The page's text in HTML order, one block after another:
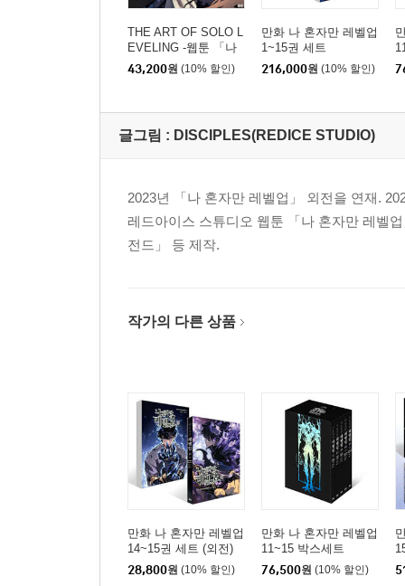
THE ART OF SOLO L
EVELING -웹툰 「나
혼자만 레벨업」 공식
아트북-
43,200원 (10% 할인)
만화 나 혼자만 레벨업
1~15권 세트
216,000원 (10% 할인)
글그림 : DISCIPLES(REDICE STUDIO)
2023년 「나 혼자만 레벨업」 외전을 연재.
레드아이스 스튜디오 웹툰 「나 혼자만 레벨
전드」 등 제작.
작가의 다른 상품
만화 나 혼자만 레벨업
14~15권 세트 (외전)
28,800원 (10% 할인)
만화 나 혼자만 레벨업
11~15 박스세트
76,500원 (10% 할인)